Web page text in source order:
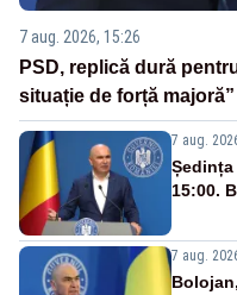
7 aug. 2026, 15:26
PSD, replică dură
situație de forță majoră”
7 aug.
15:00.
7 aug.